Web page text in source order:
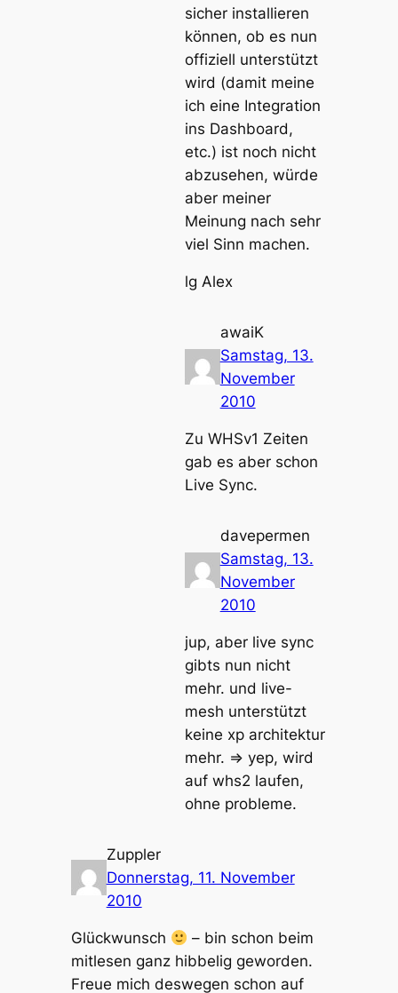
sicher installieren
können, ob es nun
offiziell unterstützt
wird (damit meine
ich eine Integration
ins Dashboard,
etc.) ist noch nicht
abzusehen, würde
aber meiner
Meinung nach sehr
viel Sinn machen.
lg Alex
awaiK
Samstag, 13.
November
2010
Zu WHSv1 Zeiten
gab es aber schon
Live Sync.
davepermen
Samstag, 13.
November
2010
jup, aber live sync
gibts nun nicht
mehr. und live-
mesh unterstützt
keine xp architektur
mehr. => yep, wird
auf whs2 laufen,
ohne probleme.
Zuppler
Donnerstag, 11. November
2010
Glückwunsch
– bin schon beim
mitlesen ganz hibbelig geworden.
Freue mich deswegen schon auf